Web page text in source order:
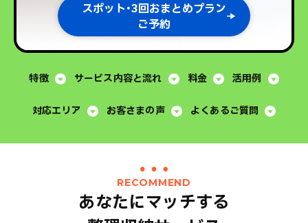
スポット･3回おまとめプラン
ご予約
特徴 サービス内容と流れ 料金 活用例
対応エリア お客さまの声 よくあるご質問
RECOMMEND
あなたにマッチする